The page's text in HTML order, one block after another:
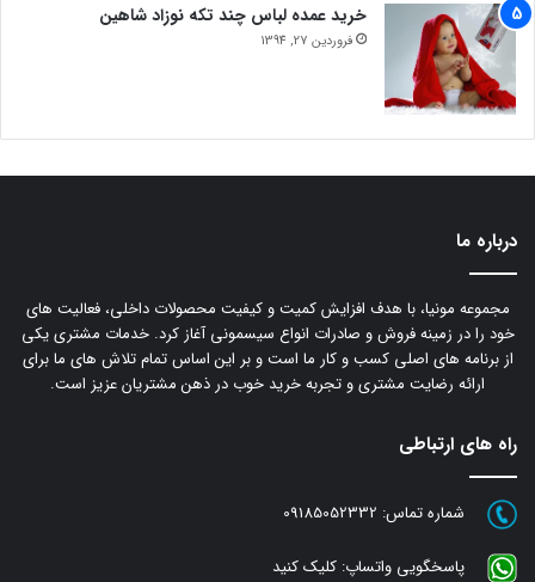
خرید عمده لباس چند تکه نوزاد شاهین
فروردین 27, 1394
درباره ما
مجموعه مونیا، با هدف افزایش کمیت و کیفیت محصولات داخلی، فعالیت های
خود را در زمینه فروش و صادرات انواع سیسمونی آغاز کرد. خدمات مشتری یکی
از برنامه های اصلی کسب و کار ما است و بر این اساس تمام تلاش های ما برای
ارائه رضایت مشتری و تجربه خرید خوب در ذهن مشتریان عزیز است.
راه های ارتباطی
شماره تماس: 09185052332
پاسخگویی واتساپ: کلیک کنید